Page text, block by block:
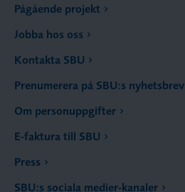
Pågående projekt
Jobba hos oss
Kontakta SBU
Prenumerera på SBU:s nyhetsbrev
Om personuppgifter
E-faktura till SBU
Press
SBU:s sociala medier-kanaler